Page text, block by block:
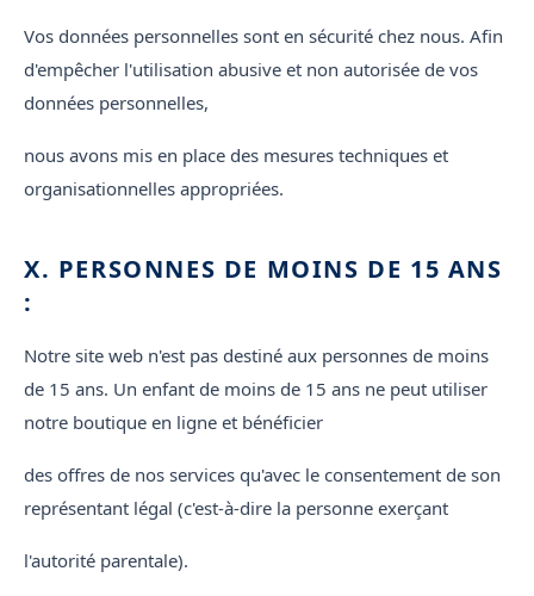
Vos données personnelles sont en sécurité chez nous. Afin
d'empêcher l'utilisation abusive et non autorisée de vos
données personnelles,
nous avons mis en place des mesures techniques et
organisationnelles appropriées.
X. PERSONNES DE MOINS DE 15 ANS
:
Notre site web n'est pas destiné aux personnes de moins
de 15 ans. Un enfant de moins de 15 ans ne peut utiliser
notre boutique en ligne et bénéficier
des offres de nos services qu'avec le consentement de son
représentant légal (c'est-à-dire la personne exerçant
l'autorité parentale).